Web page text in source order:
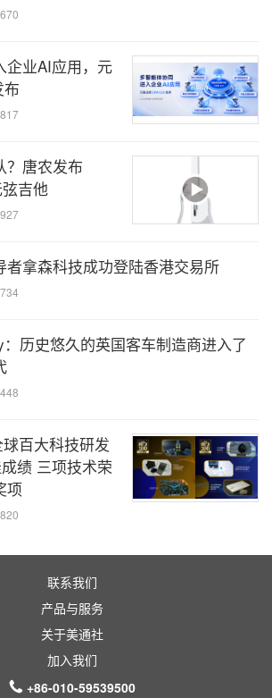
670
企业AI应用，元
布
817
？唐农发布
吉他
927
者拿森科技成功登陆香港交易所
734
历史悠久的英国客车制造商进入了
448
百大科技研发
绩 三项技术荣
项
820
联系我们
产品与服务
关于美通社
加入我们
+86-010-59539500